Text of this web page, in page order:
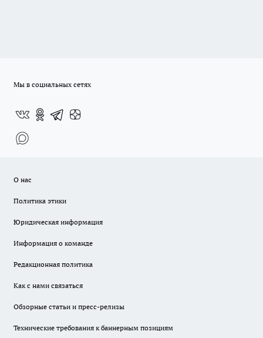
Мы в социальных сетях
О нас
Политика этики
Юридическая информация
Информация о команде
Редакционная политика
Как с нами связаться
Обзорные статьи и пресс-релизы
Технические требования к баннерным позициям